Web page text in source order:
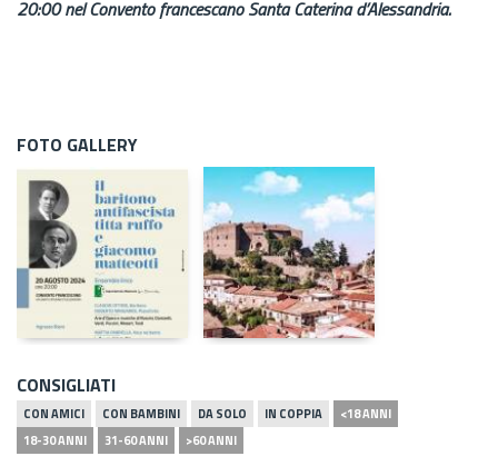
20:00 nel Convento francescano Santa Caterina d’Alessandria.
FOTO GALLERY
CONSIGLIATI
CON AMICI CON BAMBINI DA SOLO IN COPPIA
<18 ANNI
18-30 ANNI
31-60 ANNI >60 ANNI